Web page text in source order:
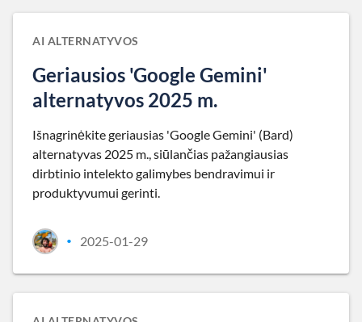
AI ALTERNATYVOS
Geriausios 'Google Gemini'
alternatyvos 2025 m.
Išnagrinėkite geriausias 'Google Gemini' (Bard)
alternatyvas 2025 m., siūlančias pažangiausias
dirbtinio intelekto galimybes bendravimui ir
produktyvumui gerinti.
• 2025-01-29